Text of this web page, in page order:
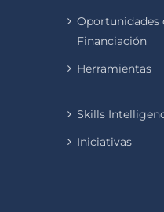
Oportunidades
Financiación
Herramientas
Skills
Iniciativas